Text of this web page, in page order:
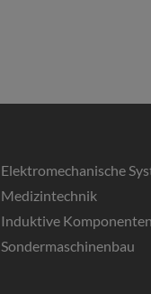
Elektromechanische
Medizintechnik
Induktive Komponenten
Sondermaschinenbau